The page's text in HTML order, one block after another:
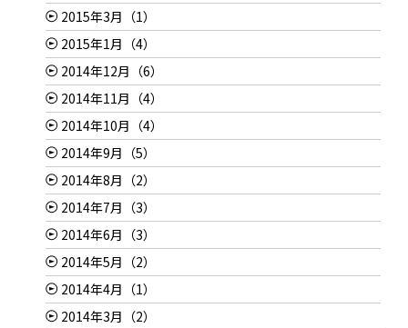
2015年3月（1）
2015年1月（4）
2014年12月（6）
2014年11月（4）
2014年10月（4）
2014年9月（5）
2014年8月（2）
2014年7月（3）
2014年6月（3）
2014年5月（2）
2014年4月（1）
2014年3月（2）